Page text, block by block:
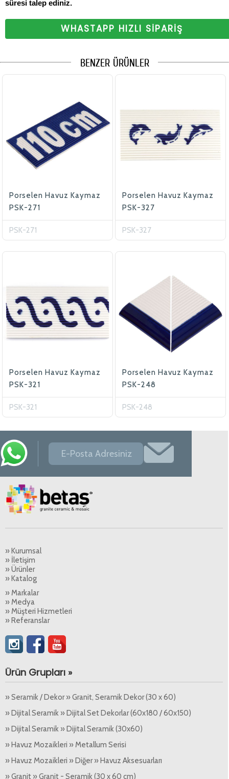
süresi talep ediniz.
WHASTAPP HIZLI SİPARİŞ
BENZER ÜRÜNLER
Porselen Havuz Kaymaz
PSK-271
PSK-271
Porselen Havuz Kaymaz
PSK-327
PSK-327
Porselen Havuz Kaymaz
PSK-321
PSK-321
Porselen Havuz Kaymaz
PSK-248
PSK-248
» Kurumsal
» İletişim
» Ürünler
» Katalog
» Markalar
» Medya
» Müşteri Hizmetleri
» Referanslar
Ürün Grupları »
» Seramik / Dekor » Granit, Seramik Dekor (30 x 60)
» Dijital Seramik » Dijital Set Dekorlar (60x180 / 60x150)
» Dijital Seramik » Dijital Seramik (30x60)
» Havuz Mozaikleri » Metallum Serisi
» Havuz Mozaikleri » Diğer » Havuz Aksesuarları
» Granit » Granit - Seramik (30 x 60 cm)